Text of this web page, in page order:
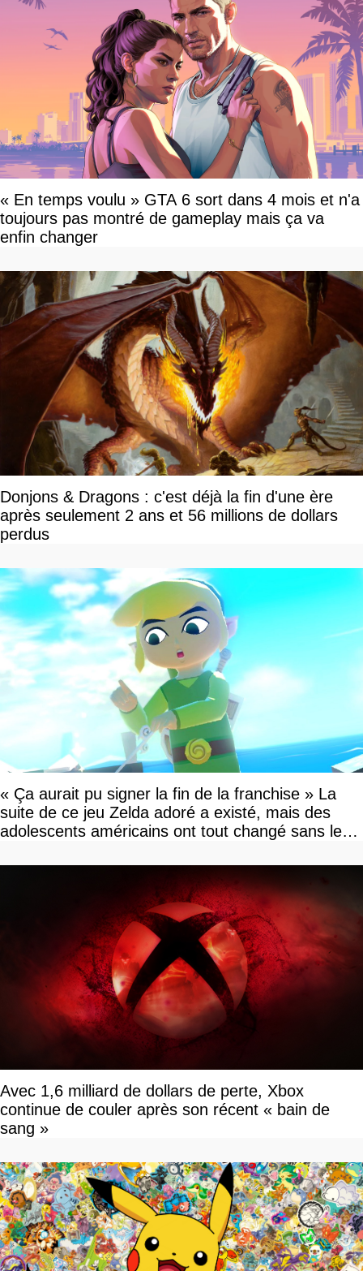
« En temps voulu » GTA 6 sort dans 4 mois et n'a
toujours pas montré de gameplay mais ça va
enfin changer
Donjons & Dragons : c'est déjà la fin d'une ère
après seulement 2 ans et 56 millions de dollars
perdus
« Ça aurait pu signer la fin de la franchise » La
suite de ce jeu Zelda adoré a existé, mais des
adolescents américains ont tout changé sans le
Avec 1,6 milliard de dollars de perte, Xbox
continue de couler après son récent « bain de
sang »